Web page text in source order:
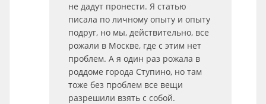
не дадут пронести. Я статью
писала по личному опыту и опыту
подруг, но мы, действительно, все
рожали в Москве, где с этим нет
проблем. А я один раз рожала в
роддоме города Ступино, но там
тоже без проблем все вещи
разрешили взять с собой.